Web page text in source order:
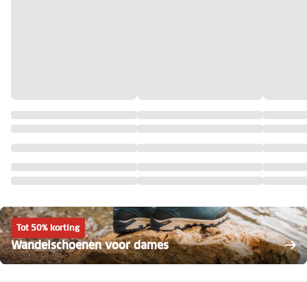
Tot 50% korting
Wandelschoenen voor dames